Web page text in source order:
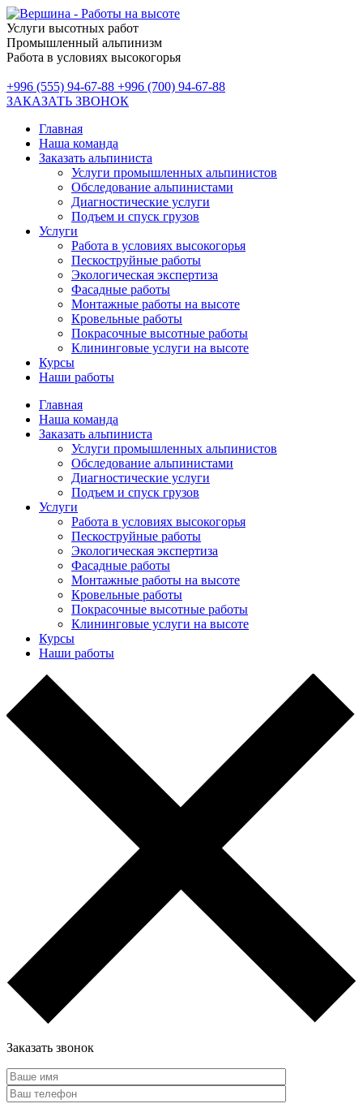
Услуги высотных работ
Промышленный альпинизм
Работа в условиях высокогорья
+996 (555) 94-67-88 +996 (700) 94-67-88
ЗАКАЗАТЬ ЗВОНОК
Главная
Наша команда
Заказать альпиниста
Услуги промышленных альпинистов
Обследование альпинистами
Диагностические услуги
Подъем и спуск грузов
Услуги
Работа в условиях высокогорья
Пескоструйные работы
Экологическая экспертиза
Фасадные работы
Монтажные работы на высоте
Кровельные работы
Покрасочные высотные работы
Клининговые услуги на высоте
Курсы
Наши работы
Главная
Наша команда
Заказать альпиниста
Услуги промышленных альпинистов
Обследование альпинистами
Диагностические услуги
Подъем и спуск грузов
Услуги
Работа в условиях высокогорья
Пескоструйные работы
Экологическая экспертиза
Фасадные работы
Монтажные работы на высоте
Кровельные работы
Покрасочные высотные работы
Клининговые услуги на высоте
Курсы
Наши работы
Заказать звонок